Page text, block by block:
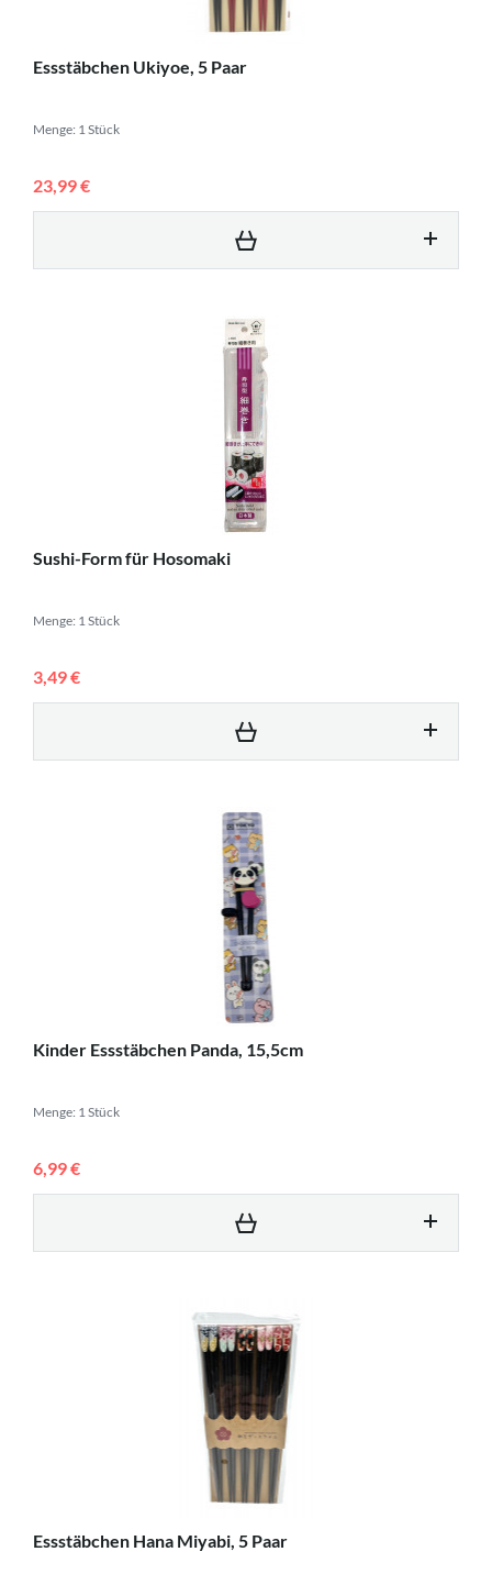
Essstäbchen Ukiyoe, 5 Paar
Menge: 1 Stück
23,99 €
Sushi-Form für Hosomaki
Menge: 1 Stück
3,49 €
Kinder Essstäbchen Panda, 15,5cm
Menge: 1 Stück
6,99 €
Essstäbchen Hana Miyabi, 5 Paar